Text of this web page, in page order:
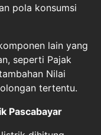
pola konsumsi
lain yang
seperti Pajak
Nilai
tertentu.
Pascabayar